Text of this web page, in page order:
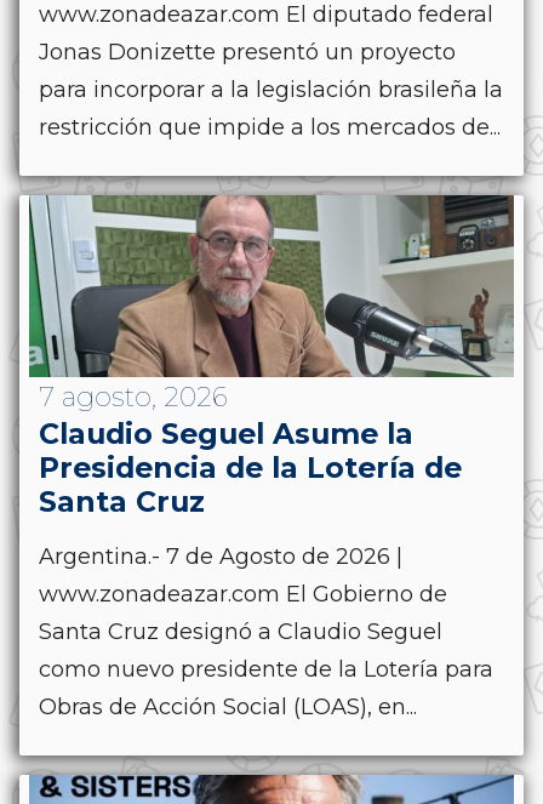
www.zonadeazar.com El diputado federal
Jonas Donizette presentó un proyecto
para incorporar a la legislación brasileña la
restricción que impide a los mercados de...
7 agosto, 2026
Claudio Seguel Asume la
Presidencia de la Lotería de
Santa Cruz
Argentina.- 7 de Agosto de 2026 |
www.zonadeazar.com El Gobierno de
Santa Cruz designó a Claudio Seguel
como nuevo presidente de la Lotería para
Obras de Acción Social (LOAS), en...